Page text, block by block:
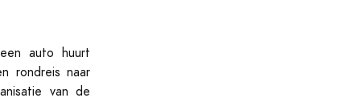
auto huurt
rondreis naar
van de